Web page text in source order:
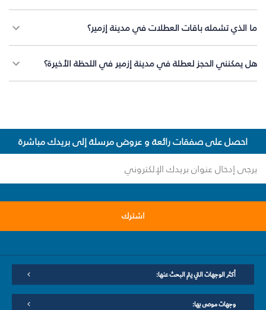
ما الذي تشمله باقات العطلات في مدينة إزمير؟
هل يمكنني الحجز لعطلة في مدينة إزمير في اللحظة الأخيرة؟
احصل على صفقات رائعة و عروض مرسلة إلى بريدك مباشرة
اشترك
أكثر الوجهات التي يتم البحث عنها:
وجهات موصى بها: